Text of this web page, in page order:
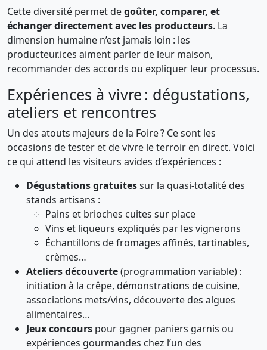
Cette diversité permet degoûter, comparer, et
échanger directement avec les producteurs. La
dimension humaine n’est jamais loin : les
producteur.ices aiment parler de leur maison,
recommander des accords ou expliquer leur processus.
Expériences à vivre : dégustations,
ateliers et rencontres
Un des atouts majeurs de la Foire ? Ce sont les
occasions de tester et de vivre le terroir en direct. Voici
ce qui attend les visiteurs avides d’expériences :
Dégustations gratuitessur la quasi-totalité des
stands artisans :
Pains et brioches cuites sur place
Vins et liqueurs expliqués par les vignerons
Échantillons de fromages affinés, tartinables,
crèmes…
Ateliers découverte(programmation variable) :
initiation à la crêpe, démonstrations de cuisine,
associations mets/vins, découverte des algues
alimentaires…
Jeux concours pour gagner paniers garnis ou
expériences gourmandes chez l’un des